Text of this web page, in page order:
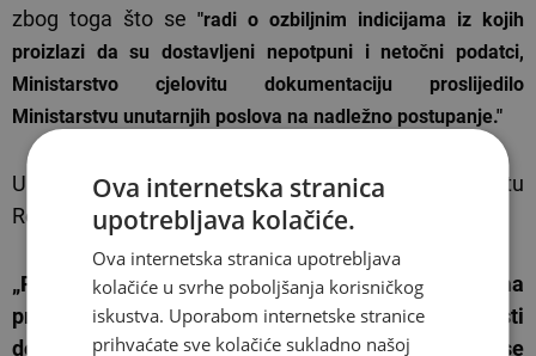
zbog toga što se "radi o ozbiljnim indicijama iz kojih
proizlazi da su dostavljeni nepotpuni i netočni podatci,
Ministarstvo cjelovitu dokumentaciju proslijedilo
Ministarstvu unutarnjih poslova na nadležno postupanje."
U Članu 12. Zakona o prebivalištu i boravištu
Republike Hrvatske između ostalog piše:
„Policijska uprava na čijem području osoba ima
prijavljeno prebivalište po službenoj će dužnosti
donijeti rješenje o odjavi prebivališta osobe ako se
Ova internetska stranica
upotrebljava kolačiće.
Ova internetska stranica upotrebljava
kolačiće u svrhe poboljšanja korisničkog
iskustva. Uporabom internetske stranice
prihvaćate sve kolačiće sukladno našoj